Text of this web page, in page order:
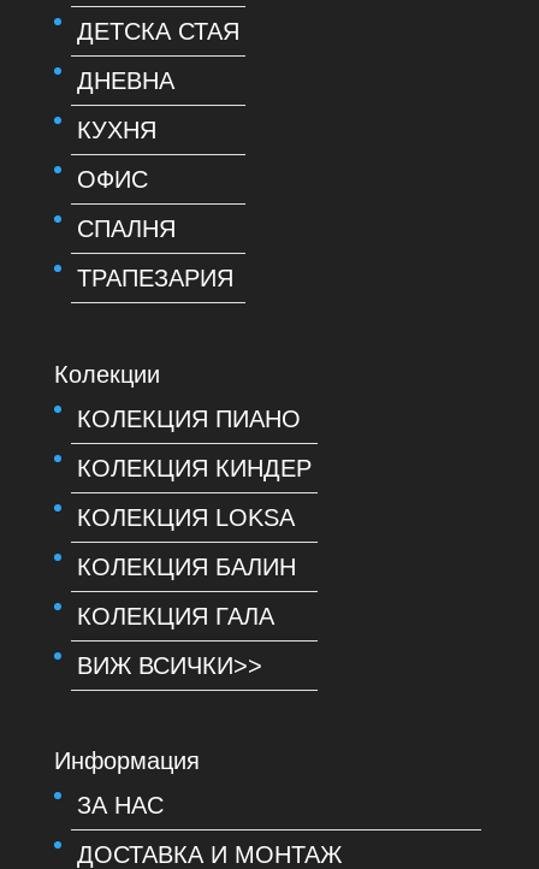
ДЕТСКА СТАЯ
ДНЕВНА
КУХНЯ
ОФИС
СПАЛНЯ
ТРАПЕЗАРИЯ
Колекции
КОЛЕКЦИЯ ПИАНО
КОЛЕКЦИЯ КИНДЕР
КОЛЕКЦИЯ LOKSA
КОЛЕКЦИЯ БАЛИН
КОЛЕКЦИЯ ГАЛА
ВИЖ ВСИЧКИ>>
Информация
ЗА НАС
ДОСТАВКА И МОНТАЖ